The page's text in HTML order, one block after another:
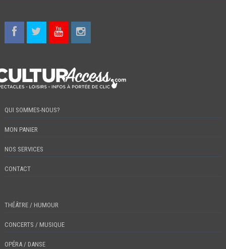
QUI SOMMES-NOUS?
MON PANIER
NOS SERVICES
CONTACT
THÉÂTRE / HUMOUR
CONCERTS / MUSIQUE
OPÉRA / DANSE